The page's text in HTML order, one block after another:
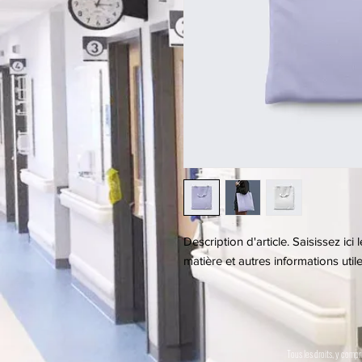
Description d'article. Saisissez ici
matière et autres informations
Tous les droits, y